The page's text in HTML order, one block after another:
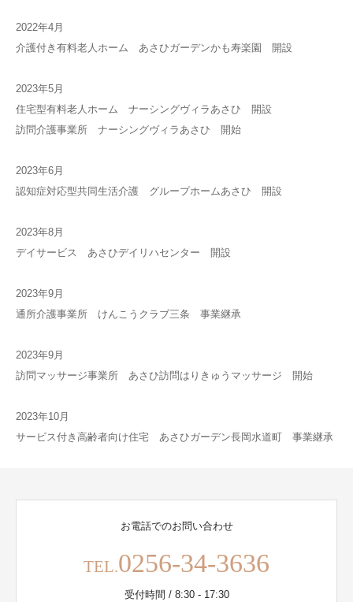
2022年4月
介護付き有料老人ホーム あさひガーデンかも寿楽園 開設
2023年5月
住宅型有料老人ホーム ナーシングヴィラあさひ 開設
訪問介護事業所 ナーシングヴィラあさひ 開始
2023年6月
認知症対応型共同生活介護 グループホームあさひ 開設
2023年8月
デイサービス あさひデイリハセンター 開設
2023年9月
通所介護事業所 けんこうクラブ三条 事業継承
2023年9月
訪問マッサージ事業所 あさひ訪問はりきゅうマッサージ 開始
2023年10月
サービス付き高齢者向け住宅 あさひガーデン長岡水道町 事業継承
お電話でのお問い合わせ
TEL.0256-34-3636
受付時間 / 8:30 - 17:30